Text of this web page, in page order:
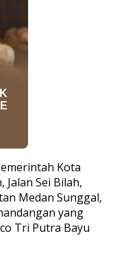
Kota
Jalan Sei Bilah,
Medan Sunggal,
yang
Tri Putra Bayu